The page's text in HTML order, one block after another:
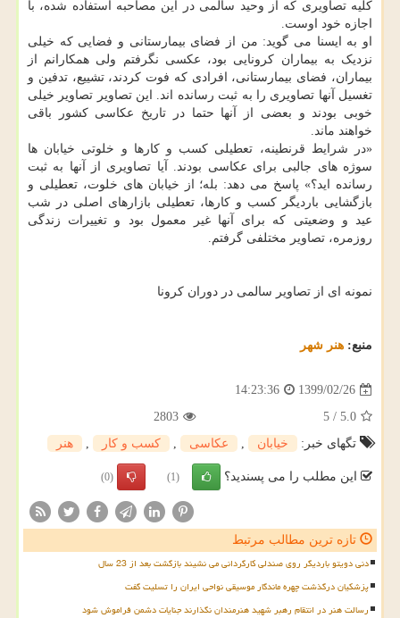
کلیه تصاویری که از وحید سالمی در این مصاحبه استفاده شده، با
اجازه خود اوست.
او به ایسنا می گوید: من از فضای بیمارستانی و فضایی که خیلی
نزدیک به بیماران کرونایی بود، عکسی نگرفتم ولی همکارانم از
بیماران، فضای بیمارستانی، افرادی که فوت کردند، تشییع، تدفین و
تغسیل آنها تصاویری را به ثبت رسانده اند. این تصاویر تصاویر خیلی
خوبی بودند و بعضی از آنها حتما در تاریخ عکاسی کشور باقی
خواهند ماند.
«در شرایط قرنطینه، تعطیلی کسب و کارها و خلوتی خیابان ها
سوژه های جالبی برای عکاسی بودند. آیا تصاویری از آنها به ثبت
رسانده اید؟» پاسخ می دهد: بله؛ از خیابان های خلوت، تعطیلی و
بازگشایی باردیگر کسب و کارها، تعطیلی بازارهای اصلی در شب
عید و وضعیتی که برای آنها غیر معمول بود و تغییرات زندگی
روزمره، تصاویر مختلفی گرفتم.
نمونه ای از تصاویر سالمی در دوران کرونا
منبع: هنر شهر
1399/02/26
14:23:36
5.0
/
5
2803
تگهای خبر:
خیابان , عكاسی , كسب و كار , هنر
این مطلب را می پسندید؟ (1)
(0)
تازه ترین مطالب مرتبط
دنی دویتو باردیگر روی صندلی کارگردانی می نشیند بازگشت بعد از 23 سال
پزشکیان درگذشت چهره ماندگار موسیقی نواحی ایران را تسلیت گفت
رسالت هنر در انتقام رهبر شهید هنرمندان نگذارند جنایات دشمن فراموش شود